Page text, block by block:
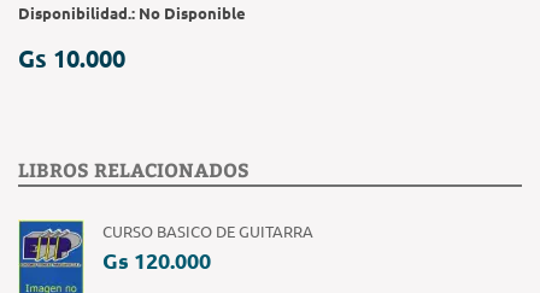
Disponibilidad.: No Disponible
Gs 10.000
LIBROS RELACIONADOS
CURSO BASICO DE GUITARRA
Gs 120.000